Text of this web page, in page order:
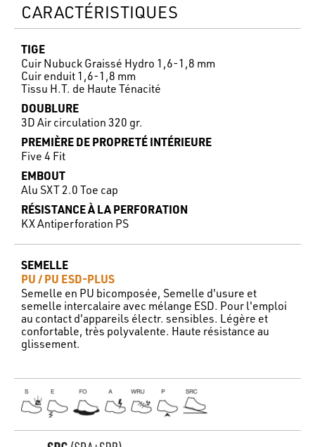
CARACTÉRISTIQUES
TIGE
Cuir Nubuck Graissé Hydro 1,6-1,8 mm
Cuir enduit 1,6-1,8 mm
Tissu H.T. de Haute Ténacité
DOUBLURE
3D Air circulation 320 gr.
PREMIÈRE DE PROPRETÉ INTÉRIEURE
Five 4 Fit
EMBOUT
Alu SXT 2.0 Toe cap
RÉSISTANCE À LA PERFORATION
KX Antiperforation PS
SEMELLE
PU / PU ESD-PLUS
Semelle en PU bicomposée, Semelle d'usure et
semelle intercalaire avec mélange ESD. Pour l'emploi
au contact d'appareils électr. sensibles. Légère et
confortable, très polyvalente. Haute résistance au
glissement.